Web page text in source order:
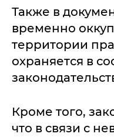
Также в
временно
территории
охраняется в
Кроме того,
что в связи с